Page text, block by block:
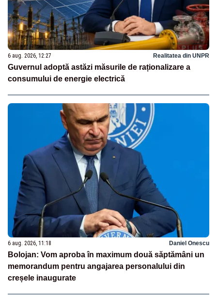
6 aug. 2026, 12:27 Realitatea din UNPR
Guvernul adoptă astăzi măsurile de raționalizare a
consumului de energie electrică
6 aug. 2026, 11:18 Daniel Onescu
Bolojan: Vom aproba în maximum două săptămâni un
memorandum pentru angajarea personalului din
creșele inaugurate